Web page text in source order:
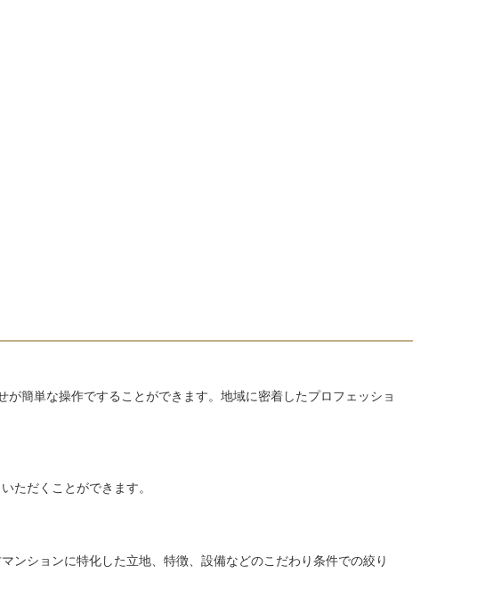
簡単な操作ですることができます。地域に密着したプロフェッショ
ただくことができます。
ンションに特化した立地、特徴、設備などのこだわり条件での絞り